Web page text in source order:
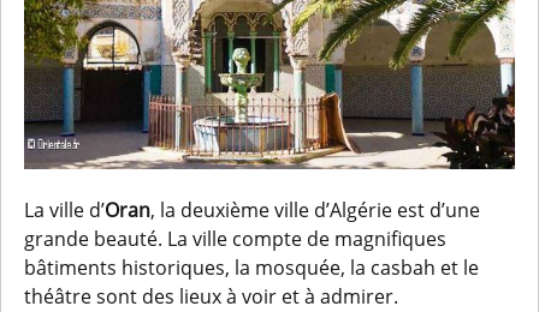
La ville d’Oran, la deuxième ville d’Algérie est d’une
grande beauté. La ville compte de magnifiques
bâtiments historiques, la mosquée, la casbah et le
théâtre sont des lieux à voir et à admirer.